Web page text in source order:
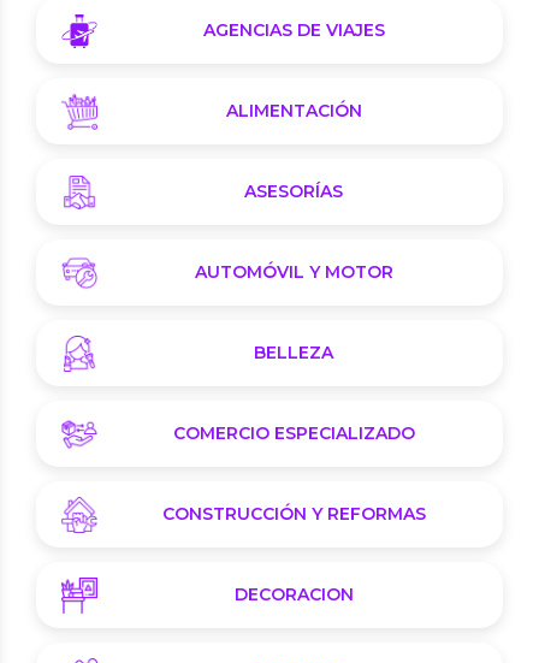
AGENCIAS DE VIAJES
ALIMENTACIÓN
ASESORÍAS
AUTOMÓVIL Y MOTOR
BELLEZA
COMERCIO ESPECIALIZADO
CONSTRUCCIÓN Y REFORMAS
DECORACION